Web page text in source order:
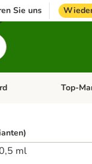
Sie uns
Menü öffnen: Vogel
Top-
ml